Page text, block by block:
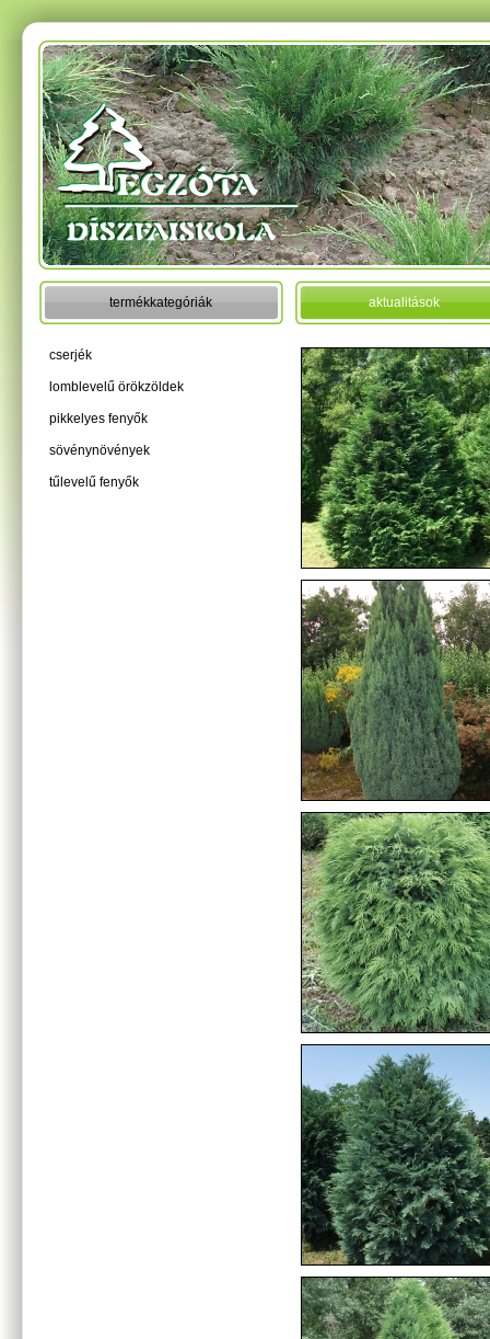
termékkategóriák
cserjék
lomblevelű örökzöldek
pikkelyes fenyők
sövénynövények
tűlevelű fenyők
aktualitások